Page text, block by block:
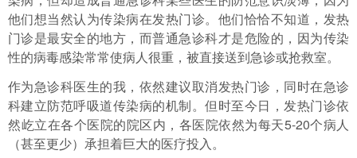
他们想当然认为传染病在发热门诊。他们恰恰不知道，发热
门诊是最安全的地方，而普通急诊科才是危险的，因为传染
性的病毒感染常常使病人很重，被直接送到急诊或抢救室。
作为急诊科医生的我，依然建议取消发热门诊，同时在急诊
科建立防范呼吸道传染病的机制。但时至今日，发热门诊依
然屹立在各个医院的院区内，各医院依然为每天5-20个病人
（甚至更少）承担着巨大的医疗投入。